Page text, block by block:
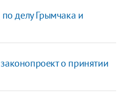
по делу Грымчака и
о принятии